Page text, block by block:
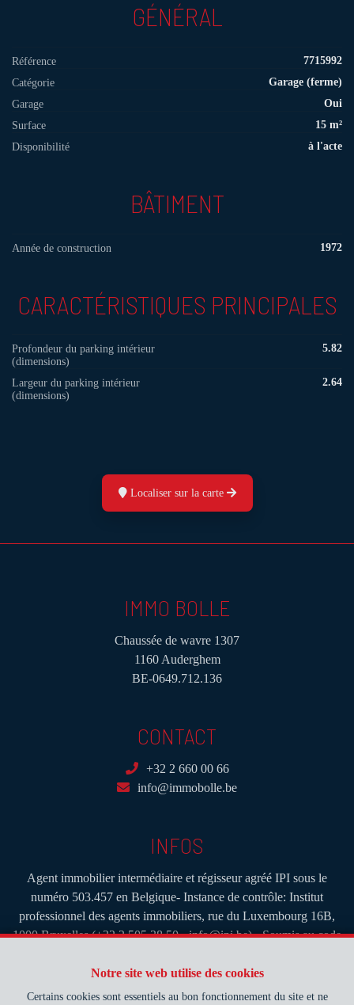
GÉNÉRAL
Référence
7715992
Catégorie
Garage (ferme)
Garage
Oui
Surface
15 m²
Disponibilité
à l'acte
BÂTIMENT
Année de construction 1972
CARACTÉRISTIQUES PRINCIPALES
Profondeur du parking intérieur
(dimensions)
5.82
Largeur du parking intérieur
(dimensions)
2.64
Localiser sur la carte
Notre site web utilise des cookies
Certains cookies sont essentiels au bon fonctionnement du site et ne
IMMO BOLLE
Chaussée de wavre 1307
1160 Auderghem
BE-0649.712.136
CONTACT
+32 2 660 00 66
info@immobolle.be
INFOS
Agent immobilier intermédiaire et régisseur agréé IPI sous le
numéro 503.457 en Belgique- Instance de contrôle: Institut
professionnel des agents immobiliers, rue du Luxembourg 16B,
1000 Bruxelles (+32 2 505 38 50 - info@ipi.be) - Soumis aucode
RC professionnelle et cautionnement via AXA Belgium SA, Place
du Trône 1, 1000 Bruxelles – police n° 730.390.160. Couverture